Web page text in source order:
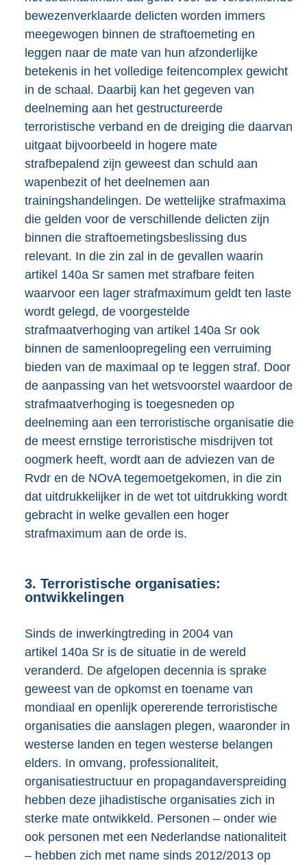
bewezenverklaarde delicten worden immers
meegewogen binnen de straftoemeting en
leggen naar de mate van hun afzonderlijke
betekenis in het volledige feitencomplex gewicht
in de schaal. Daarbij kan het gegeven van
deelneming aan het gestructureerde
terroristische verband en de dreiging die daarvan
uitgaat bijvoorbeeld in hogere mate
strafbepalend zijn geweest dan schuld aan
wapenbezit of het deelnemen aan
trainingshandelingen. De wettelijke strafmaxima
die gelden voor de verschillende delicten zijn
binnen die straftoemetingsbeslissing dus
relevant. In die zin zal in de gevallen waarin
artikel 140a Sr samen met strafbare feiten
waarvoor een lager strafmaximum geldt ten laste
wordt gelegd, de voorgestelde
strafmaatverhoging van artikel 140a Sr ook
binnen de samenloopregeling een verruiming
bieden van de maximaal op te leggen straf. Door
de aanpassing van het wetsvoorstel waardoor de
strafmaatverhoging is toegesneden op
deelneming aan een terroristische organisatie die
de meest ernstige terroristische misdrijven tot
oogmerk heeft, wordt aan de adviezen van de
Rvdr en de NOvA tegemoetgekomen, in die zin
dat uitdrukkelijker in de wet tot uitdrukking wordt
gebracht in welke gevallen een hoger
strafmaximum aan de orde is.
3. Terroristische organisaties:
ontwikkelingen
Sinds de inwerkingtreding in 2004 van
artikel 140a Sr is de situatie in de wereld
veranderd. De afgelopen decennia is sprake
geweest van de opkomst en toename van
mondiaal en openlijk opererende terroristische
organisaties die aanslagen plegen, waaronder in
westerse landen en tegen westerse belangen
elders. In omvang, professionaliteit,
organisatiestructuur en propagandaverspreiding
hebben deze jihadistische organisaties zich in
sterke mate ontwikkeld. Personen – onder wie
ook personen met een Nederlandse nationaliteit
– hebben zich met name sinds 2012/2013 op